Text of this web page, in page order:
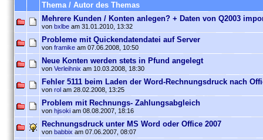
Thema / Autor des Themas
Mehrere Kunden / Konten anlegen? + Daten von Q2003
von bxlbe am 31.01.2010, 13:32
Probleme mit Quickendatendatei auf Server
von framike am 07.06.2008, 10:50
Neue Konten werden stets in Pfund angelegt
von Verleihnix am 10.03.2008, 18:30
Fehler 5111 beim Laden der Word-Rechnungsdruck nach
von rol am 28.02.2008, 13:25
Problem mit Rechnungs- Zahlungsabgleich
von hjsoki am 08.08.2007, 18:16
Rechnungsdruck unter MS Word oder Office 2007
von babbix am 07.06.2007, 08:07